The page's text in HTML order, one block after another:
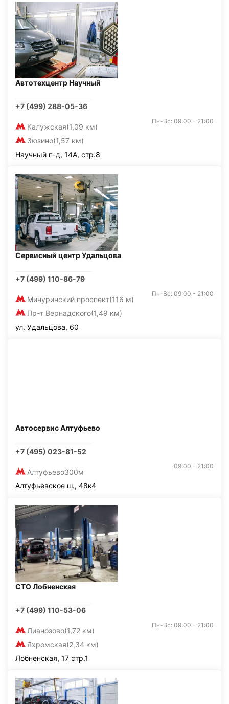
Автотехцентр Научный
+7 (499) 288-05-36
Калужская(1,09 км)
Зюзино(1,57 км)
Пн-Вс: 09:00 - 21:00
Научный п-д, 14А, стр.8
Сервисный центр Удальцова
+7 (499) 110-86-79
Мичуринский проспект(116 м)
Пр-т Вернадского(1,49 км)
Пн-Вс: 09:00 - 21:00
ул. Удальцова, 60
Автосервис Алтуфьево
+7 (495) 023-81-52
Алтуфьево300м
09:00 - 21:00
Алтуфьевское ш., 48к4
СТО Лобненская
+7 (499) 110-53-06
Лианозово(1,72 км)
Яхромская(2,34 км)
Пн-Вс: 09:00 - 21:00
Лобненская, 17 стр.1